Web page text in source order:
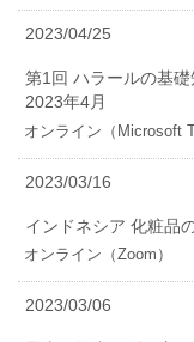
2023/04/25
第1回 ハラールの基
2023年4月
オンライン（Microsoft
2023/03/16
インドネシア 化粧品
オンライン（Zoom）
2023/03/06